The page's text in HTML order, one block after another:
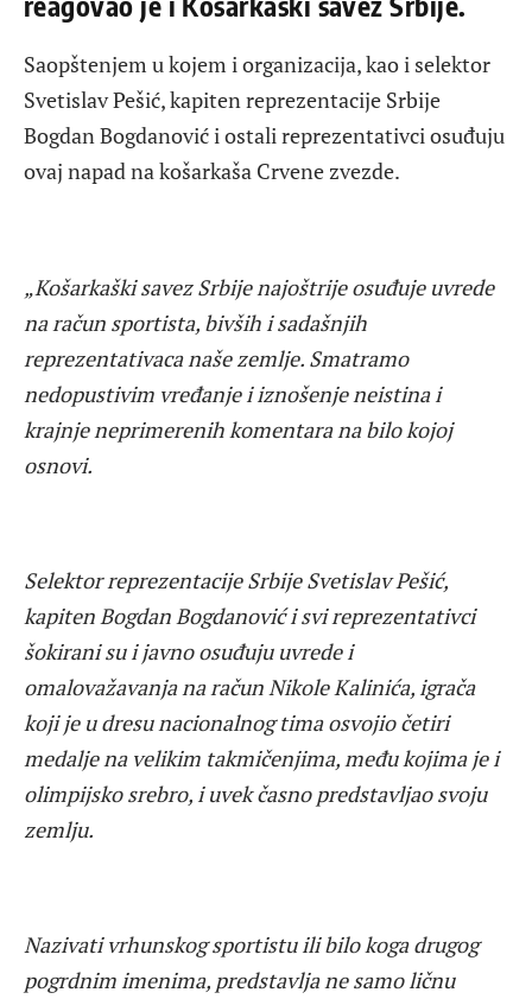
Saopštenjem u kojem i organizacija, kao i selektor
Svetislav Pešić, kapiten reprezentacije Srbije
Bogdan Bogdanović i ostali reprezentativci osuđuju
ovaj napad na košarkaša Crvene zvezde.
„Košarkaški savez Srbije najoštrije osuđuje uvrede
na račun sportista, bivših i sadašnjih
reprezentativaca naše zemlje. Smatramo
nedopustivim vređanje i iznošenje neistina i
krajnje neprimerenih komentara na bilo kojoj
osnovi.
Selektor reprezentacije Srbije Svetislav Pešić,
kapiten Bogdan Bogdanović i svi reprezentativci
šokirani su i javno osuđuju uvrede i
omalovažavanja na račun Nikole Kalinića, igrača
koji je u dresu nacionalnog tima osvojio četiri
medalje na velikim takmičenjima, među kojima je i
olimpijsko srebro, i uvek časno predstavljao svoju
zemlju.
Nazivati vrhunskog sportistu ili bilo koga drugog
pogrdnim imenima, predstavlja ne samo ličnu